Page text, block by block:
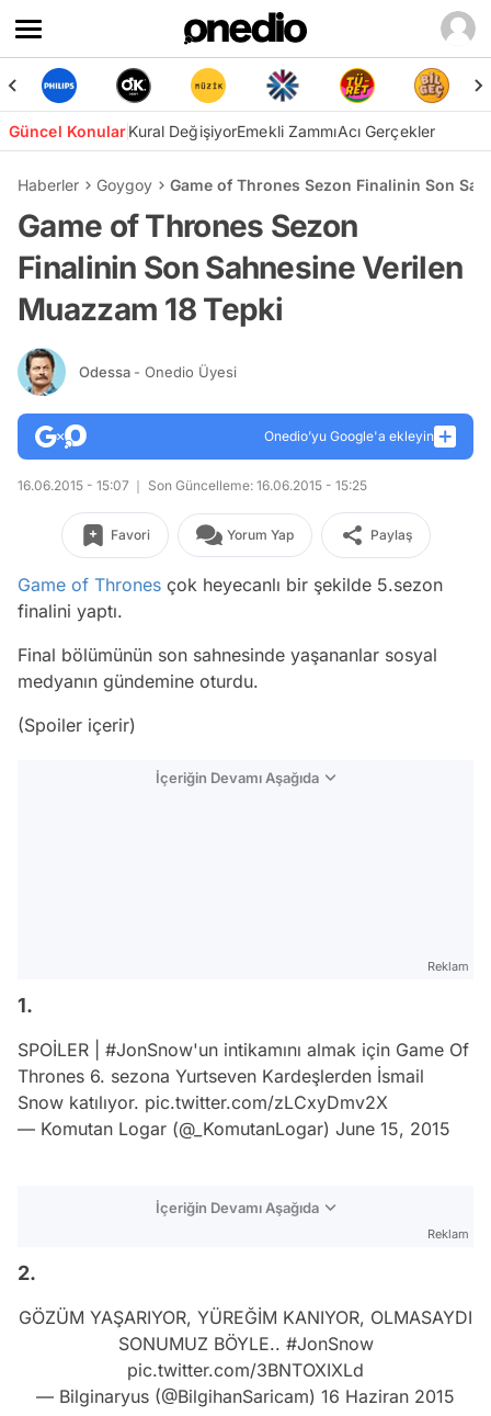
Güncel KonularKural DeğişiyorEmekli ZammıAcı Gerçekler
Haberler Goygoy Game of Thrones Sezon Finalinin Son
Game of Thrones Sezon
Finalinin Son Sahnesine Verilen
Muazzam 18 Tepki
Odessa - Onedio Üyesi
Onedio’yu Google'a ekleyin
16.06.2015 - 15:07 Son Güncelleme: 16.06.2015 - 15:25
Favori Yorum Yap Paylaş
Game of Thrones çok heyecanlı bir şekilde 5.sezon
finalini yaptı.
Final bölümünün son sahnesinde yaşananlar sosyal
medyanın gündemine oturdu.
(Spoiler içerir)
İçeriğin Devamı Aşağıda
Reklam
1.
SPOİLER | #JonSnow'un intikamını almak için Game Of
Thrones 6. sezona Yurtseven Kardeşlerden İsmail
Snow katılıyor. pic.twitter.com/zLCxyDmv2X
— Komutan Logar (@_KomutanLogar) June 15, 2015
İçeriğin Devamı Aşağıda
Reklam
2.
GÖZÜM YAŞARIYOR, YÜREĞİM KANIYOR, OLMASAYDI
SONUMUZ BÖYLE.. #JonSnow
pic.twitter.com/3BNTOXIXLd
— Bilginaryus (@BilgihanSaricam) 16 Haziran 2015